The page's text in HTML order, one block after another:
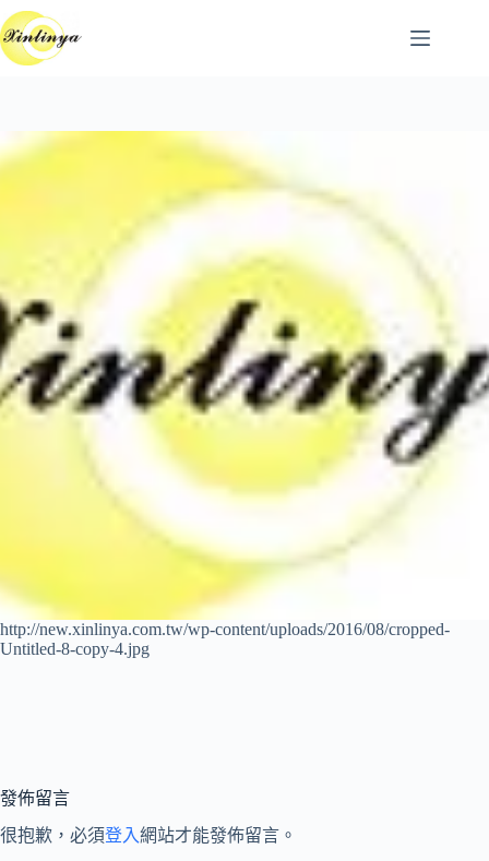
跳
至
主
容
http://new.xinlinya.com.tw/wp-content/uploads/2016/08/cropped-
Untitled-8-copy-4.jpg
發佈留言
很抱歉，必須登入網站才能發佈留言。